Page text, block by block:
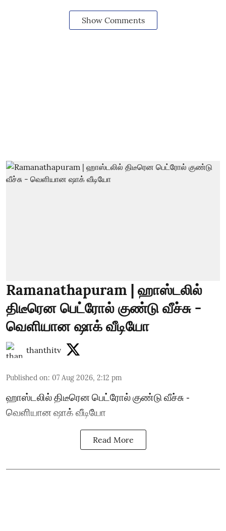
Show Comments
Ramanathapuram | ஹாஸ்டலில்
திடீரென பெட்ரோல் குண்டு வீச்சு -
வெளியான ஷாக் வீடியோ
thanthitv
Published on: 07 Aug 2026, 2:12 pm
ஹாஸ்டலில் திடீரென பெட்ரோல் குண்டு வீச்சு -
வெளியான ஷாக் வீடியோ
Read More